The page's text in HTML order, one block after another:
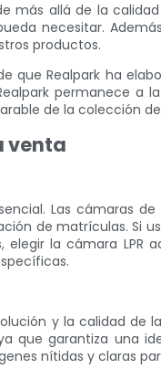
allá de la
necesitar.
productos.
que Realpark ha
permanece a
de la colección de
venta
Las cámaras
de matrículas. Si
la cámara LPR
y la calidad de
que garantiza una
nítidas y claras